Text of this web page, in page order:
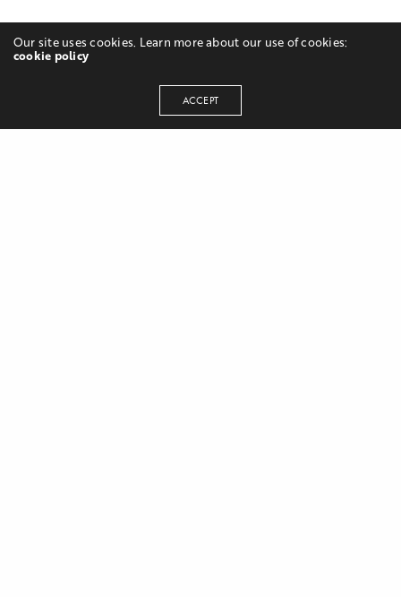
Our site uses cookies. Learn more about our use of cookies:
cookie policy
ACCEPT